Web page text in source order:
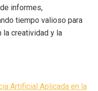
informes,
tiempo valioso para
la creatividad y la
Artificial Aplicada en la